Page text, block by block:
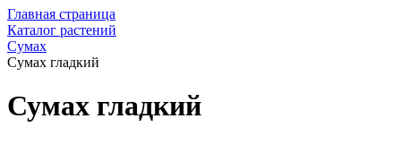
Главная страница
Каталог растений
Сумах
Сумах гладкий
Сумах гладкий